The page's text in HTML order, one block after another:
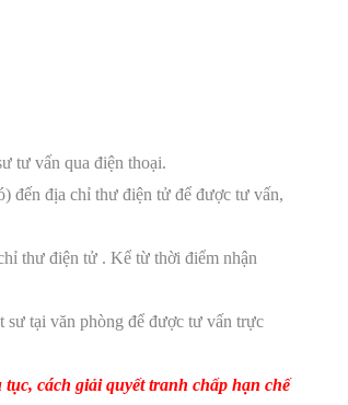
tư vấn qua điện thoại.
đến địa chỉ thư điện tử để được tư vấn,
thư điện tử . Kể từ thời điểm nhận
tại văn phòng để được tư vấn trực
tục, cách giải quyết tranh chấp hạn chế